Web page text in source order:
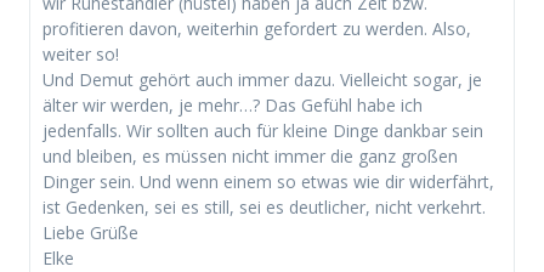
profitieren davon, weiterhin gefordert zu werden. Also,
weiter so!
Und Demut gehört auch immer dazu. Vielleicht sogar, je
älter wir werden, je mehr…? Das Gefühl habe ich
jedenfalls. Wir sollten auch für kleine Dinge dankbar sein
und bleiben, es müssen nicht immer die ganz großen
Dinger sein. Und wenn einem so etwas wie dir widerfährt,
ist Gedenken, sei es still, sei es deutlicher, nicht verkehrt.
Liebe Grüße
Elke